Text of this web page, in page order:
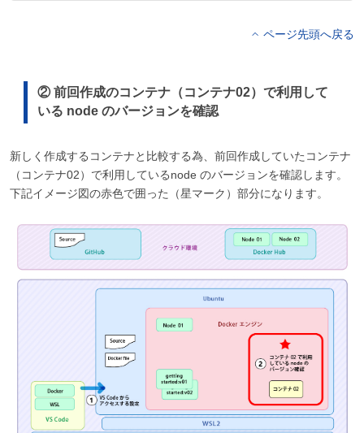
ページ先頭へ戻る
② 前回作成のコンテナ（コンテナ02）で利用して
いる node のバージョンを確認
新しく作成するコンテナと比較する為、前回作成していたコンテナ
（コンテナ02）で利用しているnode のバージョンを確認します。
下記イメージ図の赤色で囲った（星マーク）部分になります。